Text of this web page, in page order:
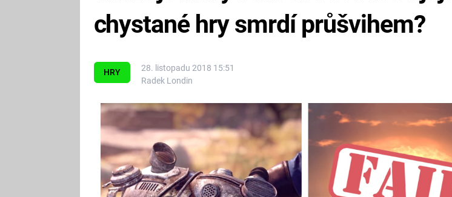
HRY
28. listopadu 2018 15:51
Radek Londin
chystané hry smrdí průšvihem?